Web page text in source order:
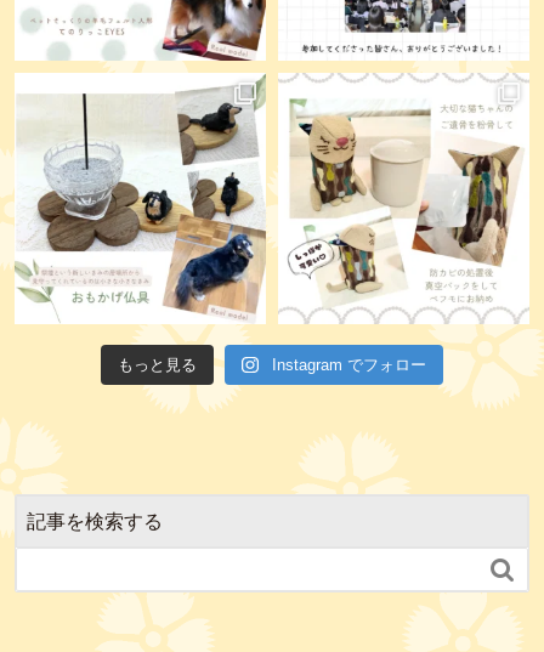
もっと見る Instagram でフォロー
記事を検索する
